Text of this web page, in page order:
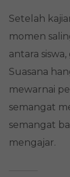
Setelah
momen
antara
Suasana
mewarnai
semangat
semangat
mengajar.